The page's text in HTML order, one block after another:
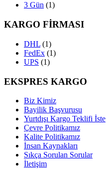
3 Gün (1)
KARGO FİRMASI
DHL (1)
FedEx (1)
UPS (1)
EKSPRES KARGO
Biz Kimiz
Bayilik Başvurusu
Yurtdışı Kargo Teklifi İste
Çevre Politikamız
Kalite Politikamız
İnsan Kaynakları
Sıkça Sorulan Sorular
İletişim